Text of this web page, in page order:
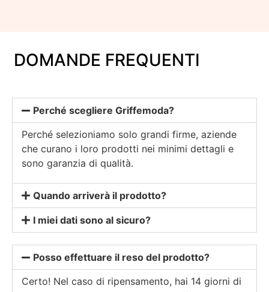
DOMANDE FREQUENTI
Perché scegliere Griffemoda?
Perché selezioniamo solo grandi firme, aziende
che curano i loro prodotti nei minimi dettagli e
sono garanzia di qualità.
Quando arriverà il prodotto?
I miei dati sono al sicuro?
Posso effettuare il reso del prodotto?
Certo! Nel caso di ripensamento, hai 14 giorni di